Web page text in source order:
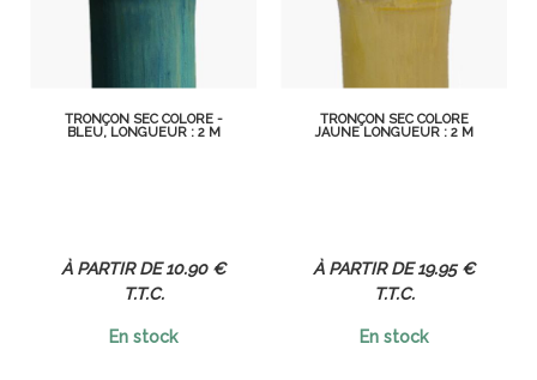
TRONÇON SEC COLORÉ -
BLEU, LONGUEUR : 2 M
10.90 €
T.T.C.
En stock
TRONÇON SEC COLORÉ
JAUNE LONGUEUR : 2 M
19.95 €
T.T.C.
En stock